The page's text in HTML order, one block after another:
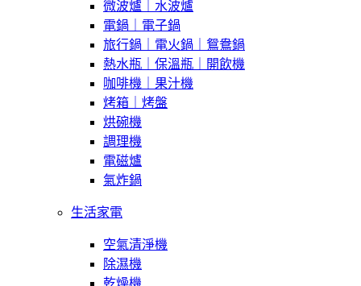
微波爐｜水波爐
電鍋｜電子鍋
旅行鍋｜電火鍋｜鴛鴦鍋
熱水瓶｜保溫瓶｜開飲機
咖啡機｜果汁機
烤箱｜烤盤
烘碗機
調理機
電磁爐
氣炸鍋
生活家電
空氣清淨機
除濕機
乾燥機